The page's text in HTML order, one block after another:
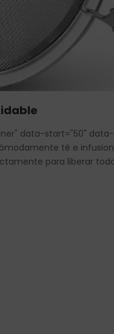
data-start="50"
té e
para liberar